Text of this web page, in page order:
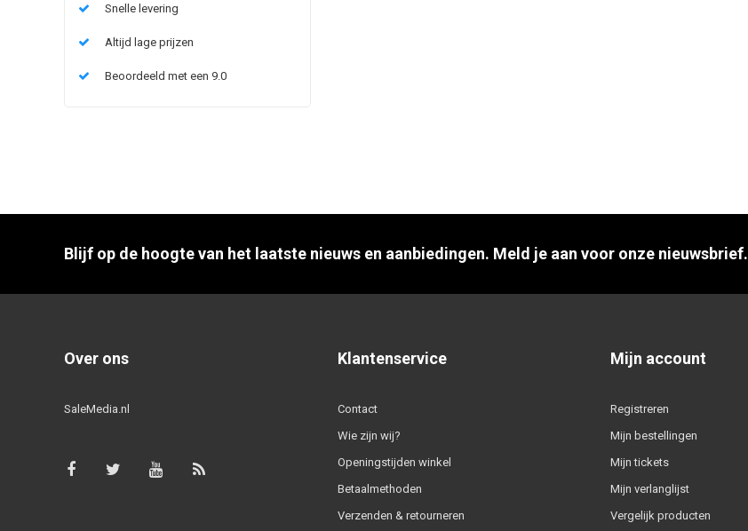
Snelle levering
Altijd lage prijzen
Beoordeeld met een 9.0
Blijf op de hoogte van het laatste nieuws en aanbiedingen. Meld je aan voor onze nieuwsbrief.
Over ons
SaleMedia.nl
Klantenservice
Contact
Wie zijn wij?
Openingstijden winkel
Betaalmethoden
Verzenden & retourneren
Mijn account
Registreren
Mijn bestellingen
Mijn tickets
Mijn verlanglijst
Vergelijk producten